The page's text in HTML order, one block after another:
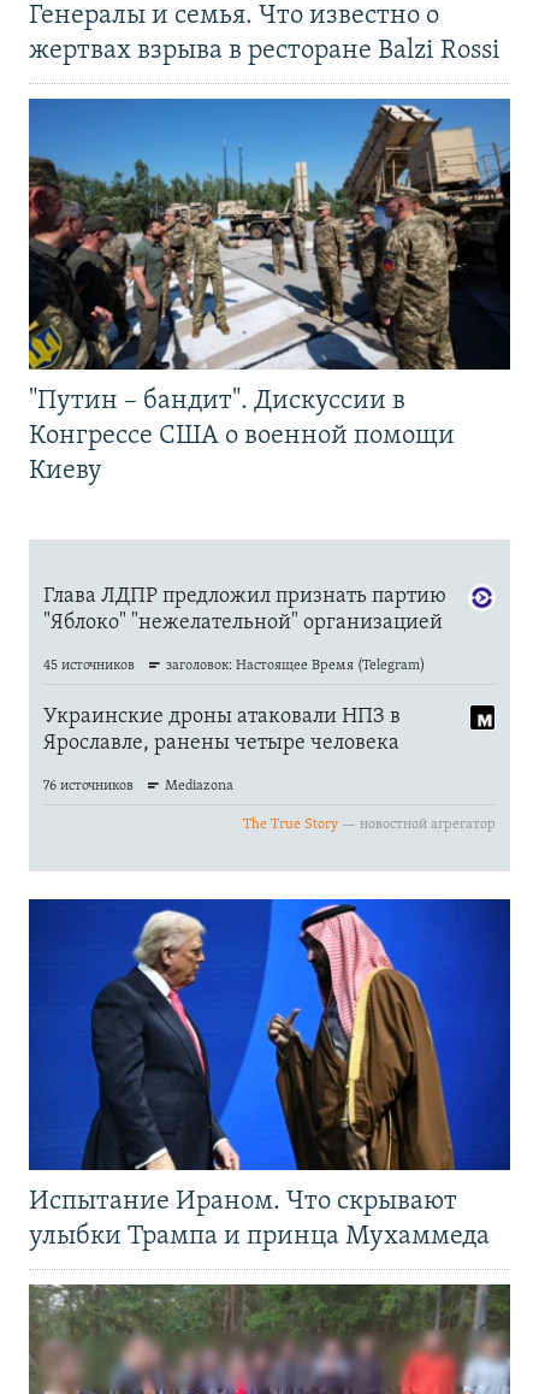
Генералы и семья. Что известно о
жертвах взрыва в ресторане Balzi Rossi
"Путин – бандит". Дискуссии в
Конгрессе США о военной помощи
Киеву
Испытание Ираном. Что скрывают
улыбки Трампа и принца Мухаммеда